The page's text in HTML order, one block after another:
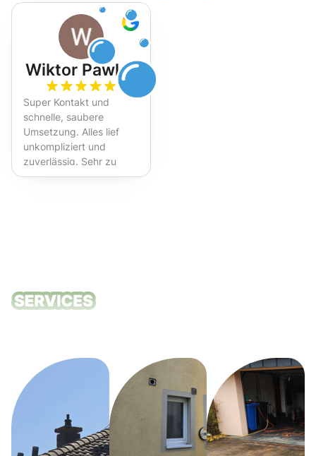
Wiktor Pawlak
Super Kontakt und
schnelle, saubere
Umsetzung. Alles lief
unkompliziert und
zuverlässig. Sehr zu
empfehlen!